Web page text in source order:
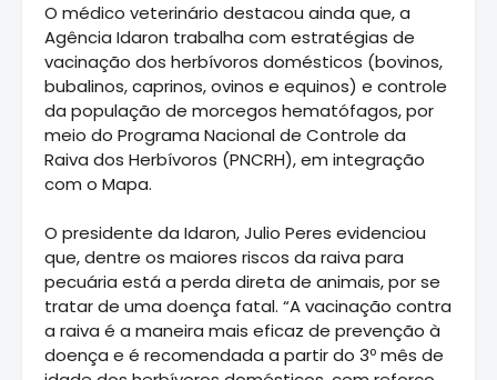
O médico veterinário destacou ainda que, a
Agência Idaron trabalha com estratégias de
vacinação dos herbívoros domésticos (bovinos,
bubalinos, caprinos, ovinos e equinos) e controle
da população de morcegos hematófagos, por
meio do Programa Nacional de Controle da
Raiva dos Herbívoros (PNCRH), em integração
com o Mapa.
O presidente da Idaron, Julio Peres evidenciou
que, dentre os maiores riscos da raiva para
pecuária está a perda direta de animais, por se
tratar de uma doença fatal. “A vacinação contra
a raiva é a maneira mais eficaz de prevenção à
doença e é recomendada a partir do 3º mês de